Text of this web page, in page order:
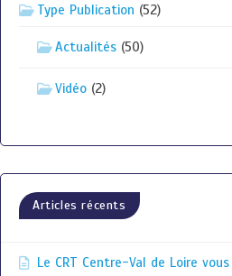
Type Publication (52)
Actualités (50)
Vidéo (2)
Articles récents
Le CRT Centre-Val de Loire